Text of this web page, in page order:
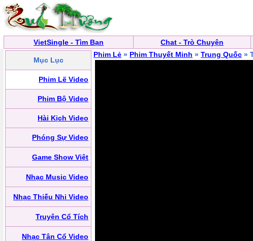
VietSingle - Tìm Bạn Chat - Trò Chuyện
Mục Lục
Phim Lẽ Video
Phim Bộ Video
Hài Kịch Video
Phóng Sự Video
Game Show Việt
Nhạc Music Video
Nhạc Thiếu Nhi Video
Truyện Cổ Tích
Nhạc Tân Cổ Video
Phim Lẻ » Phim Thuyết Minh » Trung Quốc »